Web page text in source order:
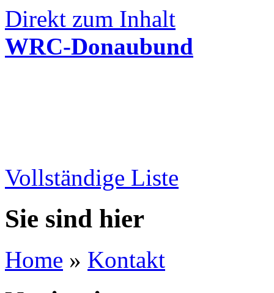
Direkt zum Inhalt
WRC-Donaubund
Vollständige Liste
Sie sind hier
Home » Kontakt